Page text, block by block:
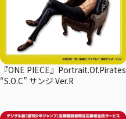
『ONE PIECE』Portrait.Of.Pirates
“S.O.C” サンジ Ver.R